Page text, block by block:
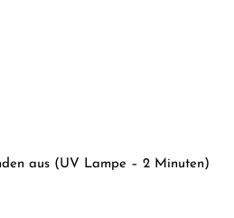
aus (UV Lampe – 2 Minuten)